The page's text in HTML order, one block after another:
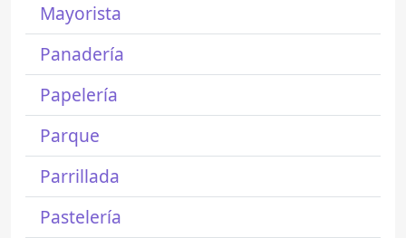
Mayorista
Panadería
Papelería
Parque
Parrillada
Pastelería